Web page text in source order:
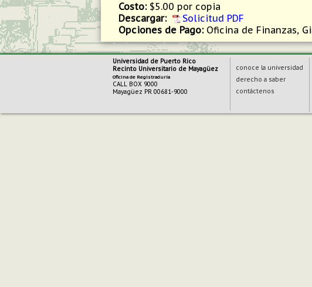
Costo:$5.00 por copia
Descargar:
Solicitud PDF
Opciones de Pago:Oficina de Finanzas,
Universidad de Puerto Rico
Recinto Universitario de Mayagüez
Oficina de Registraduría
CALL BOX 9000
Mayagüez PR 00681-9000
conoce la universidad
derecho a saber
contáctenos